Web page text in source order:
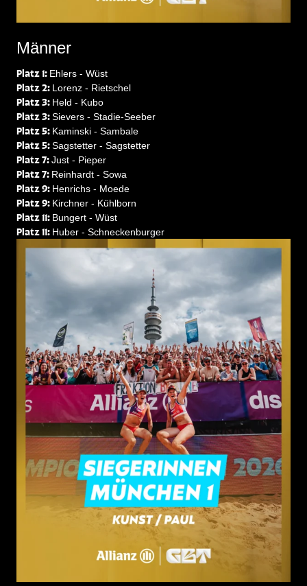
Männer
Platz 1: Ehlers - Wüst
Platz 2: Lorenz - Rietschel
Platz 3: Held - Kubo
Platz 3:Sievers - Stadie-Seeber
Platz 5: Kaminski - Sambale
Platz 5:Sagstetter - Sagstetter
Platz 7:Just - Pieper
Platz 7: Reinhardt - Sowa
Platz 9: Henrichs - Moede
Platz 9: Kirchner - Kühlborn
Platz 11: Bungert - Wüst
Platz 11: Huber - Schneckenburger